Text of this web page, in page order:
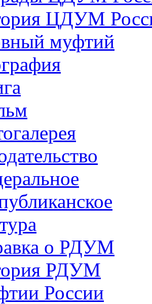
ЦДУМ
муфтий
о РДУМ
РДУМ
России